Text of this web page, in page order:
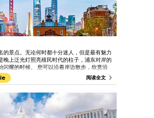
的景点。无论何时都十分迷人，但是最有魅力
晚上泛光灯照亮殖民时代的柱子，浦东对岸的
闪耀的时候。 您可以沿着岸边散步，欣赏沿
阅读全文